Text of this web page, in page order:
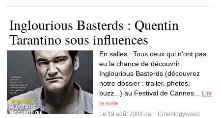
Inglourious Basterds : Quentin
Tarantino sous influences
En salles : Tous ceux qui n'ont pas
eu la chance de découvrir
Inglourious Basterds (découvrez
notre dossier : trailer, photos,
buzz...) au Festival de Cannes...
Lire
la suite
Le 19 août 2009 par
Cineblogywood